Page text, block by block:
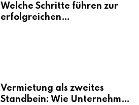
Welche Schritte führen zur
erfolgreichen
Vermietung als zweites
Standbein: Wie Unternehmen